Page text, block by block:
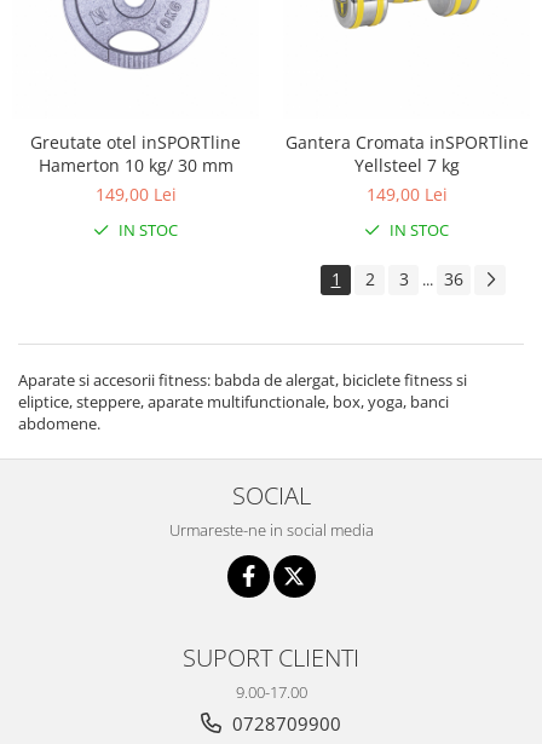
Greutate otel inSPORTline
Hamerton 10 kg/ 30 mm
149,00 Lei
IN STOC
Gantera Cromata inSPORTline
Yellsteel 7 kg
149,00 Lei
IN STOC
1 2 3 ... 36
Aparate si accesorii fitness: babda de alergat, biciclete fitness si
eliptice, steppere, aparate multifunctionale, box, yoga, banci
abdomene.
SOCIAL
Urmareste-ne in social media
SUPORT CLIENTI
9.00-17.00
0728709900